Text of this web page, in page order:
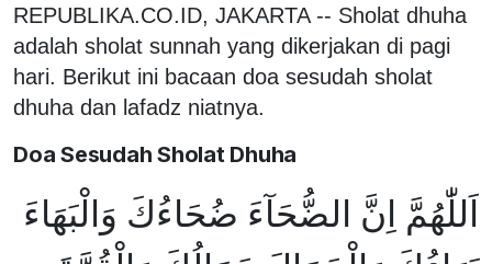
REPUBLIKA.CO.ID, JAKARTA -- Sholat dhuha
adalah sholat sunnah yang dikerjakan di pagi
hari. Berikut ini bacaan doa sesudah sholat
dhuha dan lafadz niatnya.
Doa Sesudah Sholat Dhuha
اَللّٰهُمَّ اِنَّ الضُّحَآءَ ضُحَاءُكَ وَالْبَهَاءَ